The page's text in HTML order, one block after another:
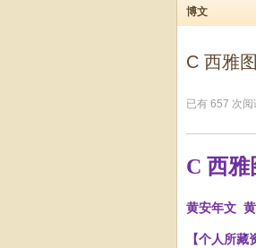
博文
C 西雅
已有 657 次阅
C 西雅
黄安年文
【个人所藏